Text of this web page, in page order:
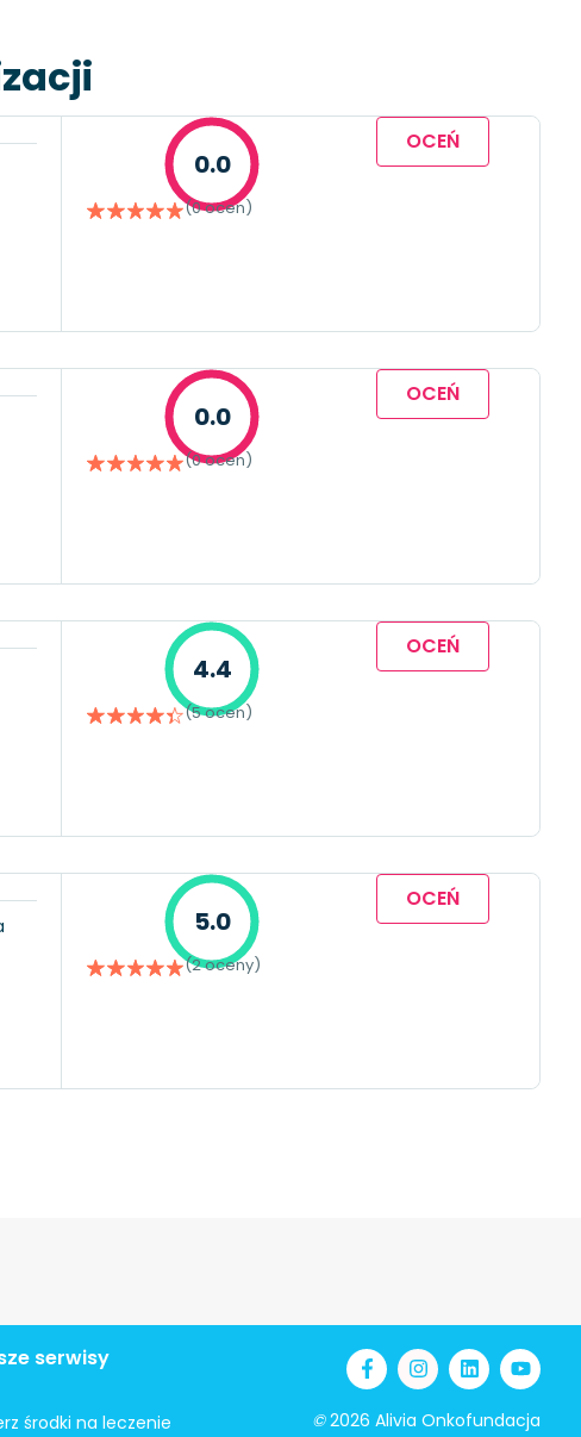
0.0
(0 ocen)
OCEŃ
0.0
(0 ocen)
OCEŃ
4.4
(5 ocen)
OCEŃ
5.0
(2 oceny)
OCEŃ
serwisy
środki na leczenie ©2026 Alivia Onkofundacja